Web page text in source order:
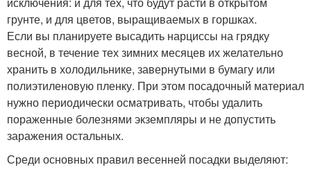
грунте, и для цветов, выращиваемых в горшках.
Если вы планируете высадить нарциссы на грядку
весной, в течение тех зимних месяцев их желательно
хранить в холодильнике, завернутыми в бумагу или
полиэтиленовую пленку. При этом посадочный материал
нужно периодически осматривать, чтобы удалить
пораженные болезнями экземпляры и не допустить
заражения остальных.
Среди основных правил весенней посадки выделяют: